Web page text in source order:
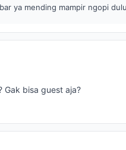
ya mending mampir ngopi
Gak bisa guest aja?